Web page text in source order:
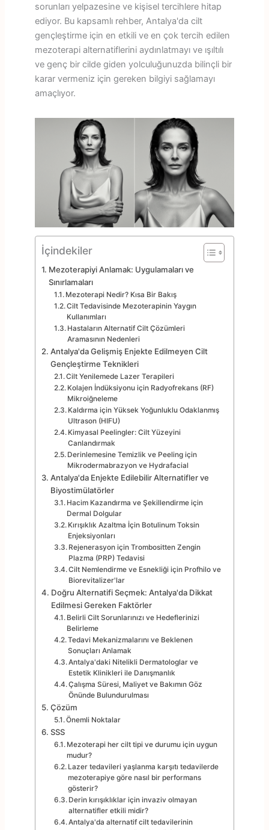
sorunları yelpazesine ve kişisel tercihlere hitap
ediyor. Bu kapsamlı rehber, Antalya'da cilt
gençleştirme için en etkili ve en çok tercih edilen
mezoterapi alternatiflerini aydınlatmayı ve ışıltılı
ve genç bir cilde giden yolculuğunuzda bilinçli bir
karar vermeniz için gereken bilgiyi sağlamayı
amaçlıyor.
İçindekiler
Mezoterapiyi Anlamak: Uygulamaları ve
Sınırlamaları
Mezoterapi Nedir? Kısa Bir Bakış
Cilt Tedavisinde Mezoterapinin Yaygın
Kullanımları
Hastaların Alternatif Cilt Çözümleri
Aramasının Nedenleri
Antalya'da Gelişmiş Enjekte Edilmeyen Cilt
Gençleştirme Teknikleri
Cilt Yenilemede Lazer Terapileri
Kolajen İndüksiyonu için Radyofrekans (RF)
Mikroiğneleme
Kaldırma için Yüksek Yoğunluklu Odaklanmış
Ultrason (HIFU)
Kimyasal Peelingler: Cilt Yüzeyini
Canlandırmak
Derinlemesine Temizlik ve Peeling için
Mikrodermabrazyon ve Hydrafacial
Antalya'da Enjekte Edilebilir Alternatifler ve
Biyostimülatörler
Hacim Kazandırma ve Şekillendirme için
Dermal Dolgular
Kırışıklık Azaltma İçin Botulinum Toksin
Enjeksiyonları
Rejenerasyon için Trombositten Zengin
Plazma (PRP) Tedavisi
Cilt Nemlendirme ve Esnekliği için Profhilo ve
Biorevitalizer'lar
Doğru Alternatifi Seçmek: Antalya'da Dikkat
Edilmesi Gereken Faktörler
Belirli Cilt Sorunlarınızı ve Hedeflerinizi
Belirleme
Tedavi Mekanizmalarını ve Beklenen
Sonuçları Anlamak
Antalya'daki Nitelikli Dermatologlar ve
Estetik Klinikleri ile Danışmanlık
Çalışma Süresi, Maliyet ve Bakımın Göz
Önünde Bulundurulması
Çözüm
Önemli Noktalar
SSS
Mezoterapi her cilt tipi ve durumu için uygun
mudur?
Lazer tedavileri yaşlanma karşıtı tedavilerde
mezoterapiye göre nasıl bir performans
gösterir?
Derin kırışıklıklar için invaziv olmayan
alternatifler etkili midir?
Antalya'da alternatif cilt tedavilerinin